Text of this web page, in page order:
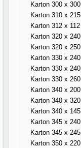
Karton 300 x
Karton 310 x
Karton 312 x
Karton 320 x
Karton 320 x
Karton 330 x
Karton 330 x
Karton 330 x
Karton 340 x
Karton 340 x
Karton 340 x
Karton 345 x
Karton 345 x
Karton 350 x